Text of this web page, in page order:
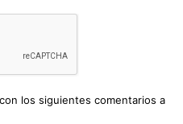
los siguientes comentarios a